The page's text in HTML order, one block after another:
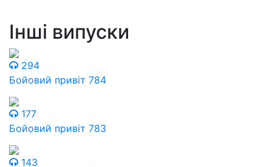
Інші випуски
294
Бойовий привіт 784
177
Бойовий привіт 783
143